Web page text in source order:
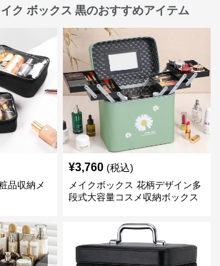
ク ボックス 黒のおすすめアイテム
品収納メ
¥3,760 (税込)
メイクボックス 花柄デザイン多
段式大容量コスメ収納ボックス